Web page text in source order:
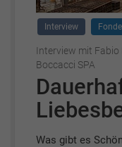
Interview
Interview mit Fabio
Boccacci SPA
Was gibt es